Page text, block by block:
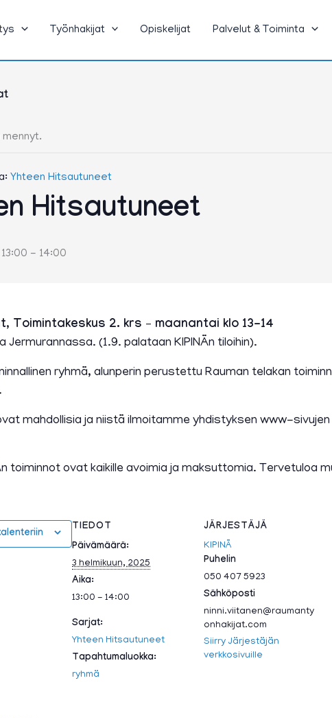
Työnhakijat Opiskelijat Palvelut & Toiminta
mennyt.
Yhteen Hitsautuneet
Hitsautuneet
- 14:00
Toimintakeskus 2. krs – maanantai klo 13-14
Jermurannassa. (1.9. palataan KIPINÄn tiloihin).
ryhmä, alunperin perustettu Rauman telakan
mahdollisia ja niistä ilmoitamme yhdistyksen www-
toiminnot ovat kaikille avoimia ja maksuttomia. Tervetuloa
TIEDOT
Päivämäärä:
3 helmikuun, 2025
Aika:
13:00 - 14:00
Sarjat:
Yhteen Hitsautuneet
Tapahtumaluokka:
ryhmä
JÄRJESTÄJÄ
KIPINÄ
Puhelin
050 407 5923
Sähköposti
ninni.viitanen@raumanty
onhakijat.com
Siirry Järjestäjän
verkkosivuille